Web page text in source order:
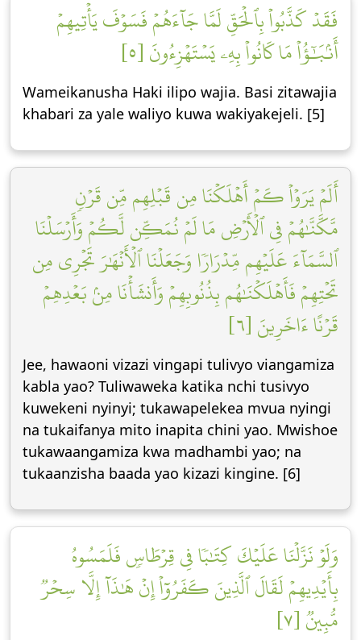
فَقَدۡ كَذَّبُواْ بِٱلۡحَقِّ لَمَّا جَآءَهُمۡ فَسَوۡفَ يَأۡتِيهِمۡ
أَنۢبَٰٓؤُاْ مَا كَانُواْ بِهِۦ يَسۡتَهۡزِءُونَ [٥]
Wameikanusha Haki ilipo wajia. Basi zitawajia
khabari za yale waliyo kuwa wakiyakejeli. [5]
أَلَمۡ يَرَوۡاْ كَمۡ أَهۡلَكۡنَا مِن قَبۡلِهِم مِّن قَرۡنٖ
مَّكَّنَّٰهُمۡ فِي ٱلۡأَرۡضِ مَا لَمۡ نُمَكِّن لَّكُمۡ وَأَرۡسَلۡنَا
ٱلسَّمَآءَ عَلَيۡهِم مِّدۡرَارٗا وَجَعَلۡنَا ٱلۡأَنۡهَٰرَ تَجۡرِي مِن
تَحۡتِهِمۡ فَأَهۡلَكۡنَٰهُم بِذُنُوبِهِمۡ وَأَنشَأۡنَا مِنۢ بَعۡدِهِمۡ
قَرۡنًا ءَاخَرِينَ [٦]
Jee, hawaoni vizazi vingapi tulivyo viangamiza
kabla yao? Tuliwaweka katika nchi tusivyo
kuwekeni nyinyi; tukawapelekea mvua nyingi
na tukaifanya mito inapita chini yao. Mwishoe
tukawaangamiza kwa madhambi yao; na
tukaanzisha baada yao kizazi kingine. [6]
وَلَوۡ نَزَّلۡنَا عَلَيۡكَ كِتَٰبٗا فِي قِرۡطَاسٖ فَلَمَسُوهُ
بِأَيۡدِيهِمۡ لَقَالَ ٱلَّذِينَ كَفَرُوٓاْ إِنۡ هَٰذَآ إِلَّا سِحۡرٞ
مُّبِينٞ [٧]